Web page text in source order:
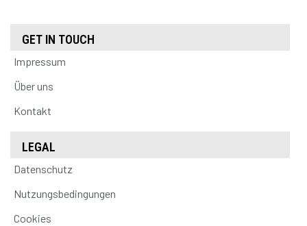
GET IN TOUCH
Impressum
Über uns
Kontakt
LEGAL
Datenschutz
Nutzungsbedingungen
Cookies